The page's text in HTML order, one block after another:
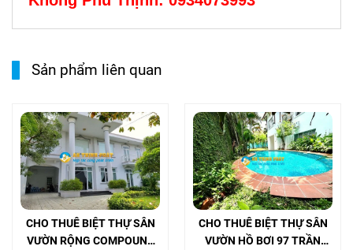
Sản phẩm liên quan
CHO THUÊ BIỆT THỰ SÂN
VƯỜN RỘNG COMPOUND
CHO THUÊ BIỆT THỰ SÂN
VƯỜN HỒ BƠI 97 TRẦN